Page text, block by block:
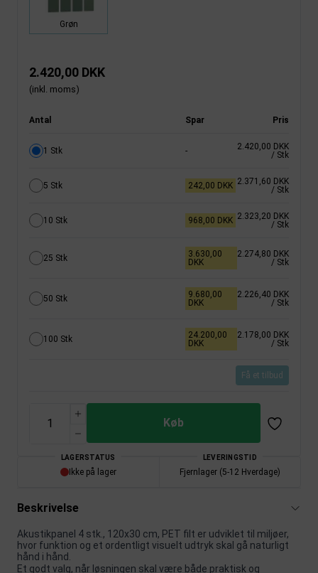
Grøn
2.420,00 DKK
(inkl. moms)
Antal Spar Pris
1 Stk -
2.420,00 DKK
/ Stk
5 Stk 242,00 DKK 2.371,60 DKK
/ Stk
10 Stk 968,00 DKK 2.323,20 DKK
/ Stk
25 Stk
3.630,00
DKK
2.274,80 DKK
/ Stk
50 Stk
9.680,00
DKK
2.226,40 DKK
/ Stk
100 Stk
24.200,00
DKK
2.178,00 DKK
/ Stk
Få et tilbud
Køb
LAGERSTATUS
Ikke på lager
LEVERINGSTID
Fjernlager (5-12 Hverdage)
Beskrivelse
Akustikpanel 4 stk., 120x30 cm, PET filt er udviklet til miljøer,
hvor funktion og et ordentligt visuelt udtryk skal gå naturligt
hånd i hånd.
Et godt valg, når løsningen skal være både praktisk og